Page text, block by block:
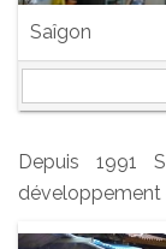
Saîgon
Depuis 1991
développement